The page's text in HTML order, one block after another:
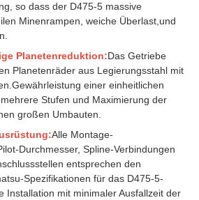
so dass der D475-5 massive
Minenrampen, weiche Überlast,und
Planetenreduktion:Das Getriebe
Planetenräder aus Legierungsstahl mit
einer einheitlichen
Stufen und Maximierung der
großen Umbauten.
Alle Montage-
Durchmesser, Spline-Verbindungen
entsprechen den
Spezifikationen für das D475-5-
Installation mit minimaler Ausfallzeit der